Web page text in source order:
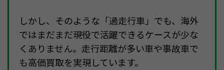
しかし、そのような「過走行車」でも、海外
ではまだまだ現役で活躍できるケースが少な
くありません。走行距離が多い車や事故車で
も高価買取を実現しています。